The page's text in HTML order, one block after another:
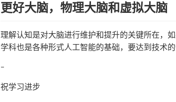
更好大脑，物理大脑和虚拟大脑
理解认知是对大脑进行维护和提升的关键所在，
学科也是各种形式人工智能的基础，要达到技术
–
祝学习进步